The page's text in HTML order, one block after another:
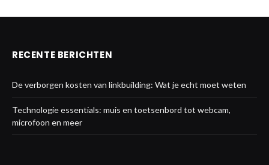
RECENTE BERICHTEN
De verborgen kosten van linkbuilding: Wat je echt moet weten
Technologie essentials: muis en toetsenbord tot webcam,
microfoon en meer